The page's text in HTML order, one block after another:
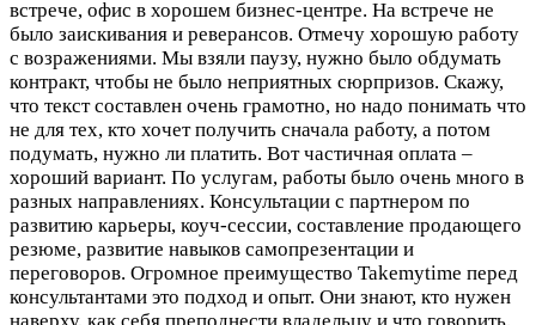
встрече, офис в хорошем бизнес-центре. На встрече не
было заискивания и реверансов. Отмечу хорошую работу
с возражениями. Мы взяли паузу, нужно было обдумать
контракт, чтобы не было неприятных сюрпризов. Скажу,
что текст составлен очень грамотно, но надо понимать что
не для тех, кто хочет получить сначала работу, а потом
подумать, нужно ли платить. Вот частичная оплата –
хороший вариант. По услугам, работы было очень много в
разных направлениях. Консультации с партнером по
развитию карьеры, коуч-сессии, составление продающего
резюме, развитие навыков самопрезентации и
переговоров. Огромное преимущество Takemytime перед
консультантами это подход и опыт. Они знают, кто нужен